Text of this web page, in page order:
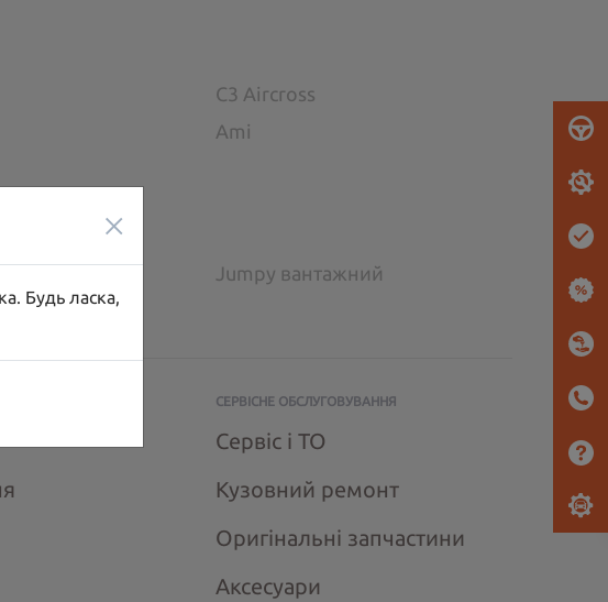
C3 Aircross
Ami
Jumpy вантажний
СЕРВІСНЕ ОБСЛУГОВУВАННЯ
Сервіс і ТО
Кузовний ремонт
Оригінальні запчастини
Аксесуари
×
Будь ласка,